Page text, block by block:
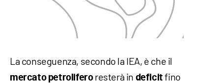
La conseguenza, secondo la IEA, è che il
mercato petroliferoresterà in deficit fino